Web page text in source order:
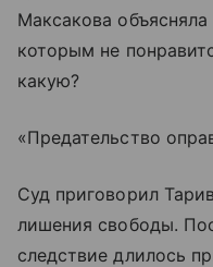
Максакова
которым не
какую?
«Предательство
Суд приговорил
лишения свободы.
следствие длилось